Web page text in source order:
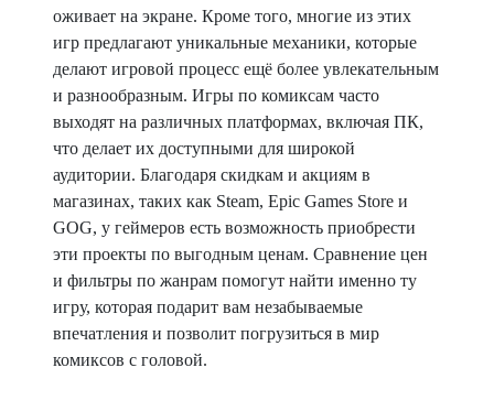
оживает на экране. Кроме того, многие из этих
игр предлагают уникальные механики, которые
делают игровой процесс ещё более увлекательным
и разнообразным. Игры по комиксам часто
выходят на различных платформах, включая ПК,
что делает их доступными для широкой
аудитории. Благодаря скидкам и акциям в
магазинах, таких как Steam, Epic Games Store и
GOG, у геймеров есть возможность приобрести
эти проекты по выгодным ценам. Сравнение цен
и фильтры по жанрам помогут найти именно ту
игру, которая подарит вам незабываемые
впечатления и позволит погрузиться в мир
комиксов с головой.